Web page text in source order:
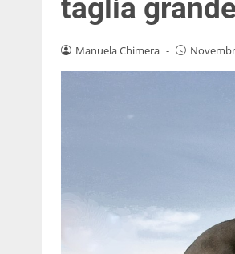
taglia grande
Manuela Chimera -